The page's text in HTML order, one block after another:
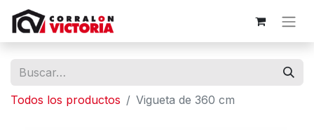
Todos los productos Vigueta de 360 cm